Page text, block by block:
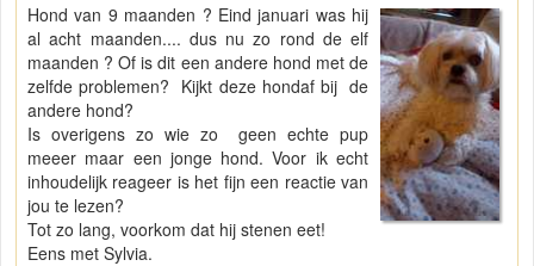
Hond van 9 maanden ? Eind januari was hij
al acht maanden.... dus nu zo rond de elf
maanden ? Of is dit een andere hond met de
zelfde problemen? Kijkt deze hondaf bij de
andere hond?
Is overigens zo wie zo geen echte pup
meeer maar een jonge hond. Voor ik echt
inhoudelijk reageer is het fijn een reactie van
jou te lezen?
Tot zo lang, voorkom dat hij stenen eet!
Eens met Sylvia.